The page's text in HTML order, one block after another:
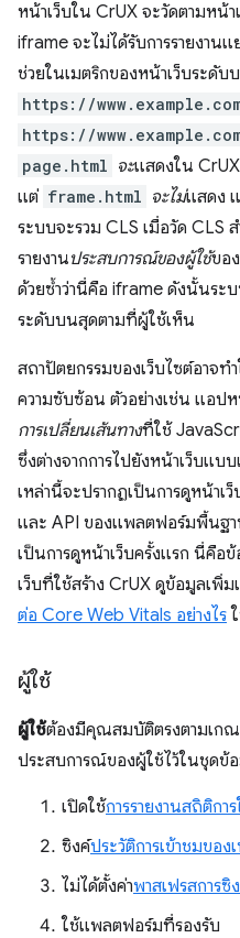
หน้าเว็บใน CrUX จะวัดตามหน้
iframe จะไม่ได้รับการรายงาน
ช่วยในเมตริกของหน้าเว็บระดับ
https://
https://
page.html จะแสดงใน
แต่ frame.html จะไม่แสดง
ระบบจะรวม CLS เมื่อวัด CLS
รายงานประสบการณ์ของผู้ใช้ขอ
ด้วยซ้ำว่านี่คือ iframe ดังนั้นระ
ระดับบนสุดตามที่ผู้ใช้เห็น
สถาปัตยกรรมของเว็บไซต์อาจ
ความซับซ้อน ตัวอย่างเช่น แอปห
การเปลี่ยนเส้นทางที่ใช้
ซึ่งต่างจากการไปยังหน้าเว็บแ
เหล่านี้จะปรากฏเป็นการดูหน้า
และ API ของแพลตฟอร์มพื้นฐ
เป็นการดูหน้าเว็บครั้งแรก นี่คือ
เว็บที่ใช้สร้าง CrUX ดูข้อมูลเพิ่ม
ต่อ Core Web Vitals อย่างไร
ผู้ใช้
ผู้ใช้ต้องมีคุณสมบัติตรงตามเก
ประสบการณ์ของผู้ใช้ไว้ในชุดข้
เปิดใช้การรายงานสถิติกา
ซิงค์ประวัติการเข้าชมของเ
ไม่ได้ตั้งค่าพาสเฟรสการซิ
ใช้แพลตฟอร์มที่รองรับ